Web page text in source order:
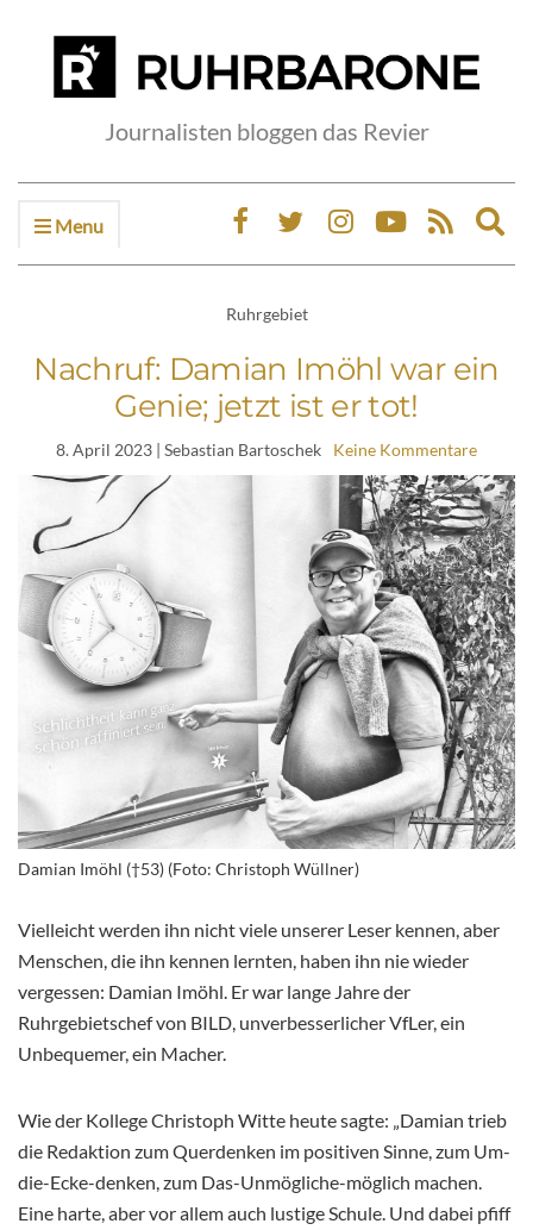
Journalisten bloggen das Revier
Menu
Ruhrgebiet
Nachruf: Damian Imöhl war ein
Genie; jetzt ist er tot!
8. April 2023 | Sebastian Bartoschek Keine Kommentare
Damian Imöhl (†53) (Foto: Christoph Wüllner)
Vielleicht werden ihn nicht viele unserer Leser kennen, aber
Menschen, die ihn kennen lernten, haben ihn nie wieder
vergessen: Damian Imöhl. Er war lange Jahre der
Ruhrgebietschef von BILD, unverbesserlicher VfLer, ein
Unbequemer, ein Macher.
Wie der Kollege Christoph Witte heute sagte: „Damian trieb
die Redaktion zum Querdenken im positiven Sinne, zum Um-
die-Ecke-denken, zum Das-Unmögliche-möglich machen.
Eine harte, aber vor allem auch lustige Schule. Und dabei pfiff